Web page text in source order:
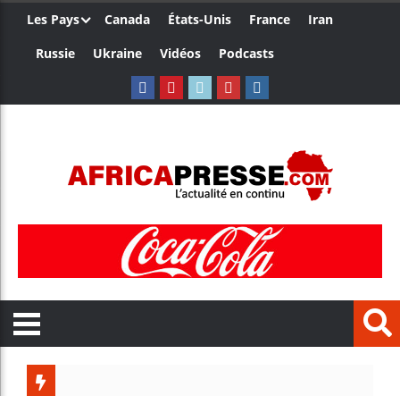
Les Pays Canada États-Unis France
Iran
Russie
Ukraine Vidéos Podcasts